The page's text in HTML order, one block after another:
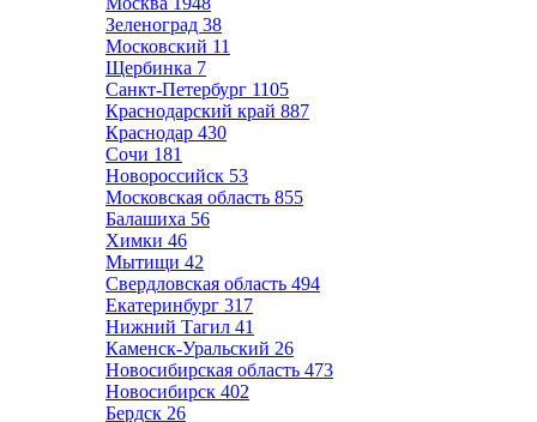
Зеленоград 38
Московский 11
Щербинка 7
Санкт-Петербург 1105
Краснодарский край 887
Краснодар 430
Сочи 181
Новороссийск 53
Московская область 855
Балашиха 56
Химки 46
Мытищи 42
Свердловская область 494
Екатеринбург 317
Нижний Тагил 41
Каменск-Уральский 26
Новосибирская область 473
Новосибирск 402
Бердск 26